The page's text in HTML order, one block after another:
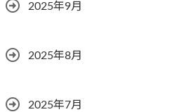
2025年9月
2025年8月
2025年7月